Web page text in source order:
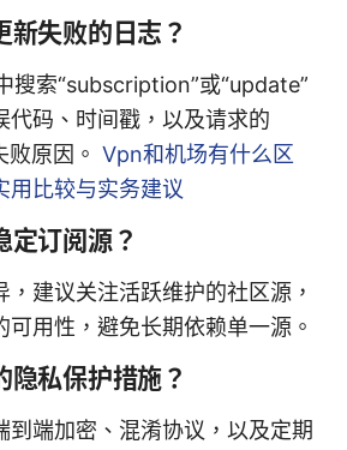
新失败的日志？
搜索“subscription”或“update”
代码、时间戳，以及请求的
败原因。 Vpn和机场有什么区
用比较与实务建议
定订阅源？
建议关注活跃维护的社区源，
可用性，避免长期依赖单一源。
隐私保护措施？
到端加密、混淆协议，以及定期